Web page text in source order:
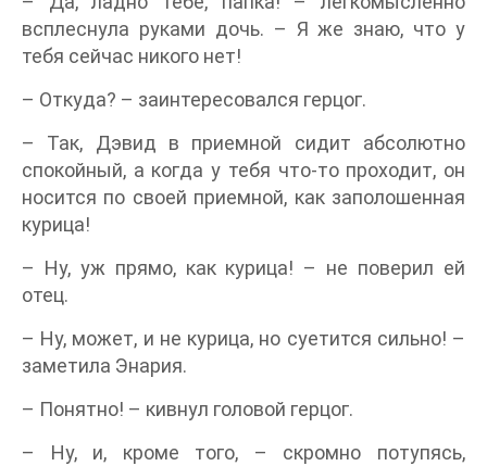
всплеснула руками дочь. – Я же знаю, что у
тебя сейчас никого нет!
– Откуда? – заинтересовался герцог.
– Так, Дэвид в приемной сидит абсолютно
спокойный, а когда у тебя что-то проходит, он
носится по своей приемной, как заполошенная
курица!
– Ну, уж прямо, как курица! – не поверил ей
отец.
– Ну, может, и не курица, но суетится сильно! –
заметила Энария.
– Понятно! – кивнул головой герцог.
– Ну, и, кроме того, – скромно потупясь,